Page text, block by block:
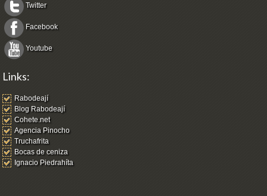
Twitter
Facebook
Youtube
Links:
Rabodeají
Blog Rabodeají
Cohete.net
Agencia Pinocho
Truchafrita
Bocas de ceniza
Ignacio Piedrahíta